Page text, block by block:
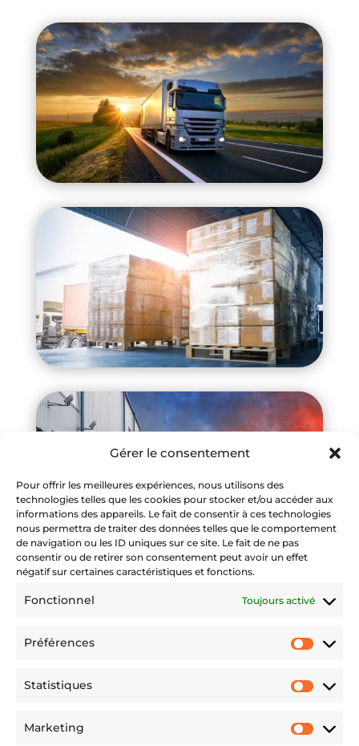
Gérer le consentement
Pour offrir les meilleures expériences, nous utilisons des
technologies telles que les cookies pour stocker et/ou accéder aux
informations des appareils. Le fait de consentir à ces technologies
nous permettra de traiter des données telles que le comportement
de navigation ou les ID uniques sur ce site. Le fait de ne pas
consentir ou de retirer son consentement peut avoir un effet
négatif sur certaines caractéristiques et fonctions.
Fonctionnel Toujours activé
Préférences
Statistiques
Marketing